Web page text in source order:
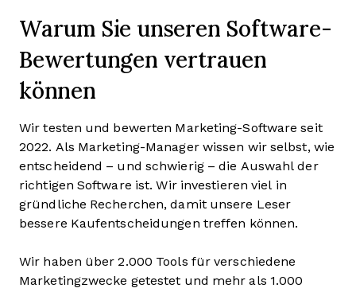
Warum Sie unseren Software-
Bewertungen vertrauen
können
Wir testen und bewerten Marketing-Software seit
2022. Als Marketing-Manager wissen wir selbst, wie
entscheidend – und schwierig – die Auswahl der
richtigen Software ist. Wir investieren viel in
gründliche Recherchen, damit unsere Leser
bessere Kaufentscheidungen treffen können.
Wir haben über 2.000 Tools für verschiedene
Marketingzwecke getestet und mehr als 1.000